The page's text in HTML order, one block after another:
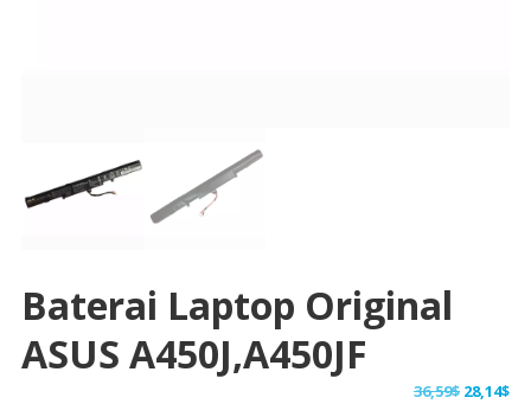
Baterai Laptop Original
ASUS A450J,A450JF
36,59$ Harga
28,14$